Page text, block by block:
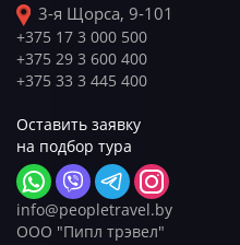
3-я Щорса, 9-101
+375 17 3 000 500
+375 29 3 600 400
+375 33 3 445 400
Оставить заявку
на подбор тура
info@peopletravel.by
ООО "Пипл трэвел"